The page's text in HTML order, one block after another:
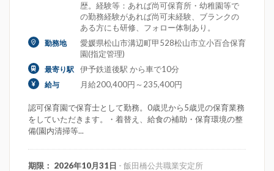
歴。経験等：あれば尚可保育所・幼稚園等で
の勤務経験があれば尚可未経験、ブランクの
ある方にも研修、フォロー体制あり。
勤務地
愛媛県松山市溝辺町甲528松山市立小百合保育
園(指定管理)
最寄り駅 伊予鉄道後駅 から車で10分
給与 月給200,400円～235,400円
認可保育園で保育士として勤務。0歳児から5歳児の保育業務
をしていただきます。・着替え、給食の補助・保育環境の整
備(園内清掃等...
期限： 2026年10月31日 - 飯田橋公共職業安定所